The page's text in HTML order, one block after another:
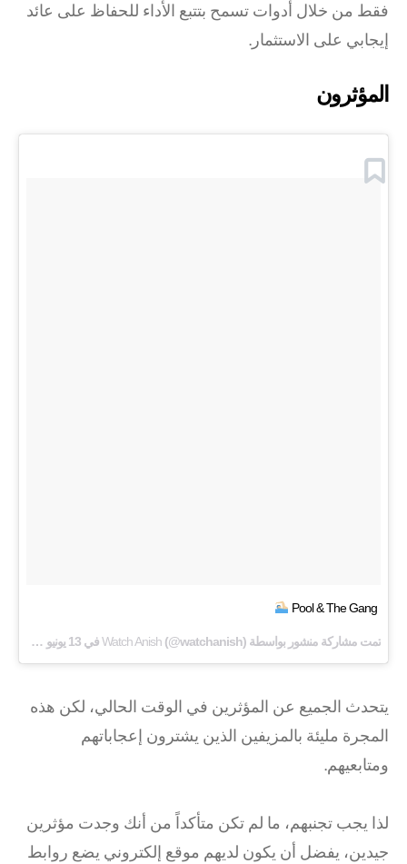
فقط من خلال أدوات تسمح بتتبع الأداء للحفاظ على عائد
إيجابي على الاستثمار.
المؤثرون
Pool & The Gang
تمت مشاركة منشور بواسطة Watch Anish (@watchanish) في 13 يونيو 2018 في 12:39 PDT
يتحدث الجميع عن المؤثرين في الوقت الحالي، لكن هذه
المجرة مليئة بالمزيفين الذين يشترون إعجاباتهم
ومتابعيهم.
لذا يجب تجنبهم، ما لم تكن متأكداً من أنك وجدت مؤثرين
جيدين، يفضل أن يكون لديهم موقع إلكتروني يضع روابط